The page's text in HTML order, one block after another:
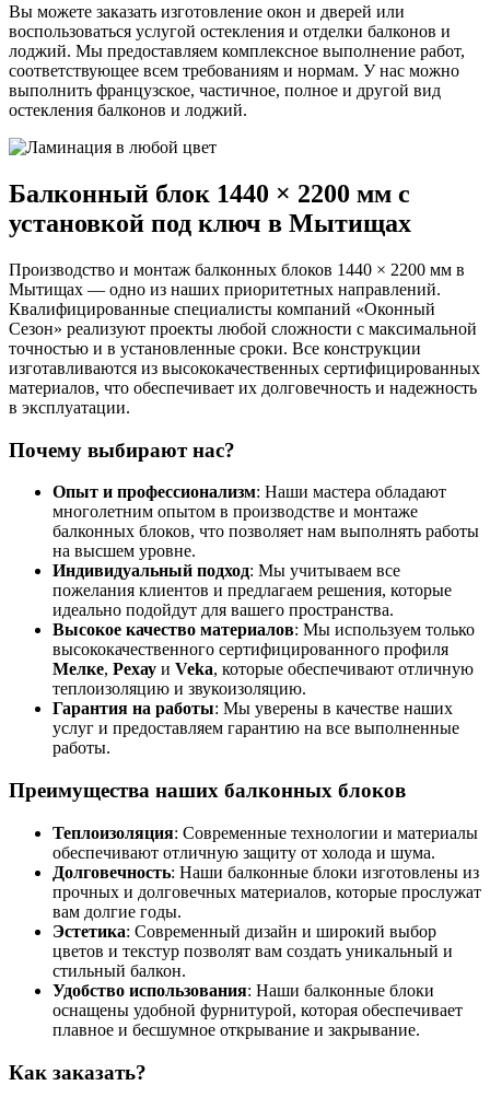
Вы можете заказать изготовление окон и дверей или
воспользоваться услугой остекления и отделки балконов и
лоджий. Мы предоставляем комплексное выполнение работ,
соответствующее всем требованиям и нормам. У нас можно
выполнить французское, частичное, полное и другой вид
остекления балконов и лоджий.
Балконный блок 1440 × 2200 мм с
установкой под ключ в Мытищах
Производство и монтаж балконных блоков 1440 × 2200 мм в
Мытищах — одно из наших приоритетных направлений.
Квалифицированные специалисты компаний «Оконный
Сезон» реализуют проекты любой сложности с максимальной
точностью и в установленные сроки. Все конструкции
изготавливаются из высококачественных сертифицированных
материалов, что обеспечивает их долговечность и надежность
в эксплуатации.
Почему выбирают нас?
Опыт и профессионализм: Наши мастера обладают
многолетним опытом в производстве и монтаже
балконных блоков, что позволяет нам выполнять работы
на высшем уровне.
Индивидуальный подход: Мы учитываем все
пожелания клиентов и предлагаем решения, которые
идеально подойдут для вашего пространства.
Высокое качество материалов: Мы используем только
высококачественного сертифицированного профиля
Мелке, Рехау и Veka, которые обеспечивают отличную
теплоизоляцию и звукоизоляцию.
Гарантия на работы: Мы уверены в качестве наших
услуг и предоставляем гарантию на все выполненные
работы.
Преимущества наших балконных блоков
Теплоизоляция: Современные технологии и материалы
обеспечивают отличную защиту от холода и шума.
Долговечность: Наши балконные блоки изготовлены из
прочных и долговечных материалов, которые прослужат
вам долгие годы.
Эстетика: Современный дизайн и широкий выбор
цветов и текстур позволят вам создать уникальный и
стильный балкон.
Удобство использования: Наши балконные блоки
оснащены удобной фурнитурой, которая обеспечивает
плавное и бесшумное открывание и закрывание.
Как заказать?